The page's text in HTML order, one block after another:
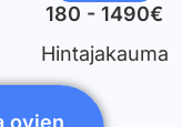
180 - 1490€
Hintajakauma
ovien